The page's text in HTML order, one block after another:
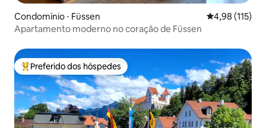
Condomínio ⋅ Füssen 4,98 de uma
4,98 (115)
Apartamento moderno no coração de Füssen
Entre os melhores preferidos dos hóspedes
Preferido dos hóspedes